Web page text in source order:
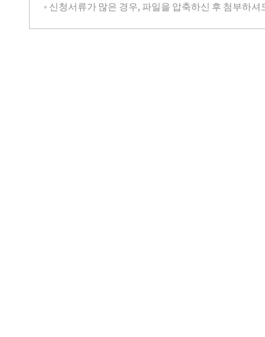
◦ 신청서류가 많은 경우, 파일을 압축하신 후 첨부하셔